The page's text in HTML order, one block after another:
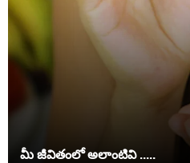
మీ జీవితంలో అలాంటివి .....